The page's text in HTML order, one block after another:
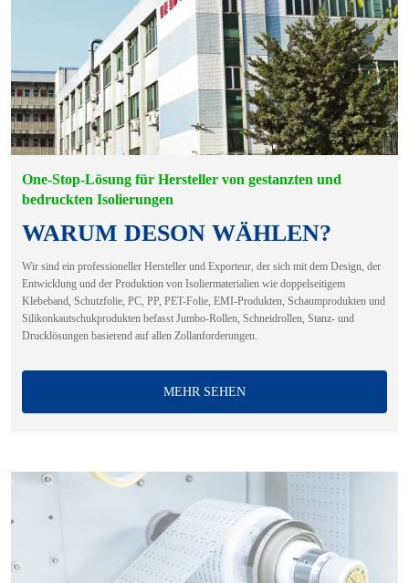
One-Stop-Lösung für Hersteller von gestanzten und
bedruckten Isolierungen
WARUM DESON WÄHLEN?
Wir sind ein professioneller Hersteller und Exporteur, der sich mit dem Design, der
Entwicklung und der Produktion von Isoliermaterialien wie doppelseitigem
Klebeband, Schutzfolie, PC, PP, PET-Folie, EMI-Produkten, Schaumprodukten und
Silikonkautschukprodukten befasst Jumbo-Rollen, Schneidrollen, Stanz- und
Drucklösungen basierend auf allen Zollanforderungen.
MEHR SEHEN